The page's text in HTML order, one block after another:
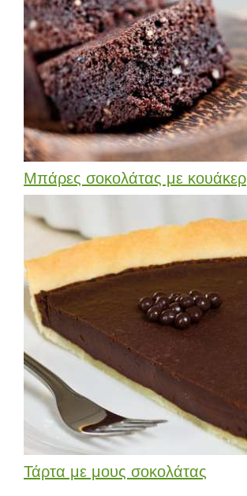
Μπάρες σοκολάτας με κουάκερ
Τάρτα με μους σοκολάτας